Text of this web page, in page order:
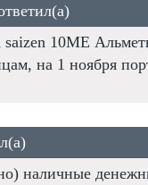
10ME
на 1 ноября
наличные